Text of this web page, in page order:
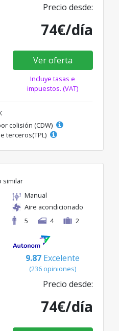
Precio desde:
74€/día
Ver oferta
Incluye tasas e
impuestos. (VAT)
colisión (CDW)
terceros(TPL)
similar
Manual
Aire acondicionado
5
4 2
9.87 Excelente
(236 opiniones)
Precio desde:
74€/día